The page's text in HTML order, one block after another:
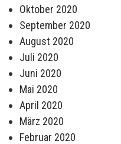
Oktober 2020
September 2020
August 2020
Juli 2020
Juni 2020
Mai 2020
April 2020
März 2020
Februar 2020